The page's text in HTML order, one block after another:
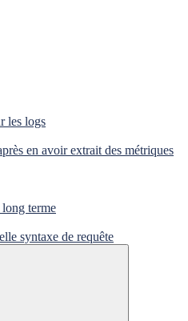
les logs
en avoir extrait des métriques
long terme
syntaxe de requête